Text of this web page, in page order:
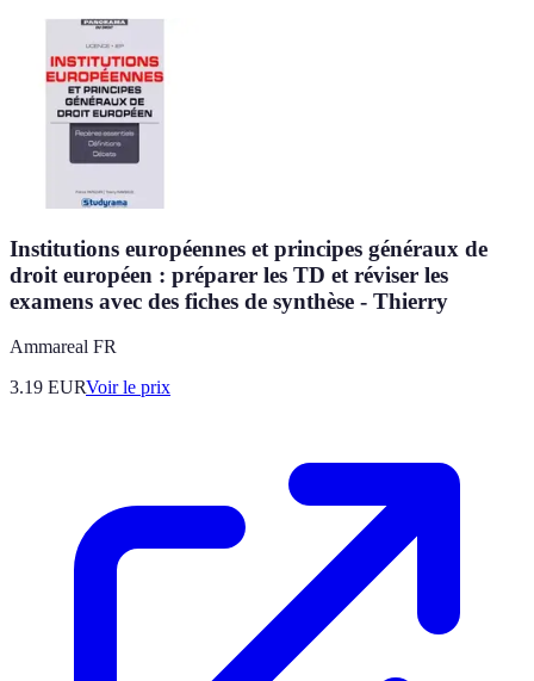
Institutions européennes et principes généraux de
droit européen : préparer les TD et réviser les
examens avec des fiches de synthèse - Thierry
Ammareal FR
3.19 EURVoir le prix